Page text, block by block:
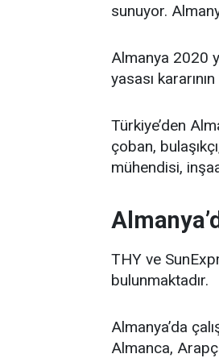
sunuyor.
Almanya 2020
yasası
Türkiye’den
çoban,
mühendisi,
THY ve
bulunmaktadır.
Almanya’da
Almanca,